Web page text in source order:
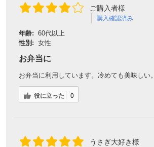
ご購入者様
購入確認済み
年齢: 60代以上
性別: 女性
お弁当に
お弁当に利用しています。冷めても美味しい。
役に立った 0
うさぎ大好き様